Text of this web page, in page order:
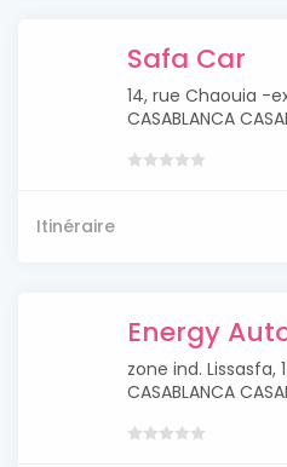
Safa Car
14, rue Chaouia -
CASABLANCA
Itinéraire
Energy
zone ind. Lissasfa,
CASABLANCA